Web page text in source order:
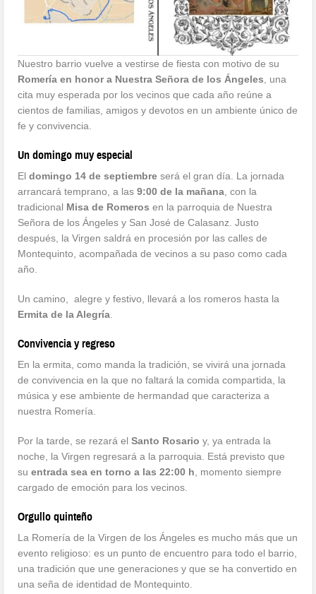
Nuestro barrio vuelve a vestirse de fiesta con motivo de su
Romería en honor a Nuestra Señora de los Ángeles, una
cita muy esperada por los vecinos que cada año reúne a
cientos de familias, amigos y devotos en un ambiente único de
fe y convivencia.
Un domingo muy especial
Eldomingo 14 de septiembre será el gran día. La jornada
arrancará temprano, a las9:00 de la mañana, con la
tradicional Misa de Romeros en la parroquia de Nuestra
Señora de los Ángeles y San José de Calasanz. Justo
después, la Virgen saldrá en procesión por las calles de
Montequinto, acompañada de vecinos a su paso como cada
año.
Un camino, alegre y festivo, llevará a los romeros hasta la
Ermita de la Alegría.
Convivencia y regreso
En la ermita, como manda la tradición, se vivirá una jornada
de convivencia en la que no faltará la comida compartida, la
música y ese ambiente de hermandad que caracteriza a
nuestra Romería.
Por la tarde, se rezará elSanto Rosario y, ya entrada la
noche, la Virgen regresará a la parroquia. Está previsto que
suentrada sea en torno a las 22:00 h, momento siempre
cargado de emoción para los vecinos.
Orgullo quinteño
La Romería de la Virgen de los Ángeles es mucho más que un
evento religioso: es un punto de encuentro para todo el barrio,
una tradición que une generaciones y que se ha convertido en
una seña de identidad de Montequinto.